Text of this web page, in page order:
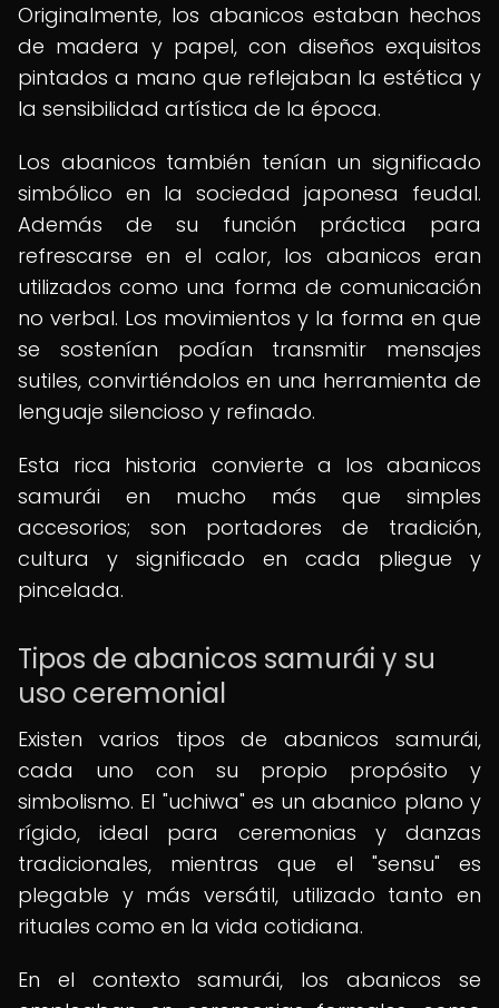
Originalmente, los abanicos estaban hechos
de madera y papel, con diseños exquisitos
pintados a mano que reflejaban la estética y
la sensibilidad artística de la época.
Los abanicos también tenían un significado
simbólico en la sociedad japonesa feudal.
Además de su función práctica para
refrescarse en el calor, los abanicos eran
utilizados como una forma de comunicación
no verbal. Los movimientos y la forma en que
se sostenían podían transmitir mensajes
sutiles, convirtiéndolos en una herramienta de
lenguaje silencioso y refinado.
Esta rica historia convierte a los abanicos
samurái en mucho más que simples
accesorios; son portadores de tradición,
cultura y significado en cada pliegue y
pincelada.
Tipos de abanicos samurái y su
uso ceremonial
Existen varios tipos de abanicos samurái,
cada uno con su propio propósito y
simbolismo. El "uchiwa" es un abanico plano y
rígido, ideal para ceremonias y danzas
tradicionales, mientras que el "sensu" es
plegable y más versátil, utilizado tanto en
rituales como en la vida cotidiana.
En el contexto samurái, los abanicos se